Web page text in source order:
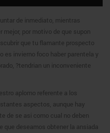
de inmediato, mientras
por motivo de que supon
que tu flamante prospecto
es invierno foco haber parentela y
?tendrian un inconveniente
aplomo referente a los
aspectos, aunque hay
de se asi como cual no deben
que deseamos obtener la ansiada